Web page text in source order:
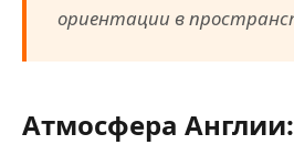
ориентации в
Атмосфера